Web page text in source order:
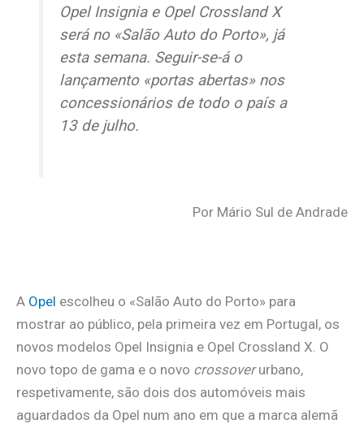
Opel Insignia e Opel Crossland X
será no «Salão Auto do Porto», já
esta semana. Seguir-se-á o
lançamento «portas abertas» nos
concessionários de todo o país a
13 de julho.
Por Mário Sul de Andrade
A Opel escolheu o «Salão Auto do Porto» para
mostrar ao público, pela primeira vez em Portugal, os
novos modelos Opel Insignia e Opel Crossland X. O
novo topo de gama e o novo crossoverurbano,
respetivamente, são dois dos automóveis mais
aguardados da Opel num ano em que a marca alemã